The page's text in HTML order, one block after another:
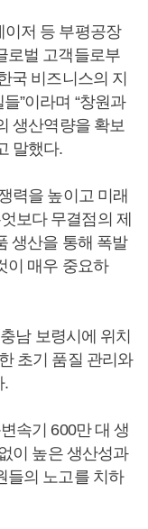
이저 등 부평공장
로벌 고객들로부
국 비즈니스의 지
”이라며 “창원과
생산역량을 확보
말했다.
력을 높이고 미래
보다 무결점의 제
생산을 통해 폭발
이 매우 중요하
남 보령시에 위치
초기 품질 관리와
.
속기 600만 대 생
이 높은 생산성과
들의 노고를 치하